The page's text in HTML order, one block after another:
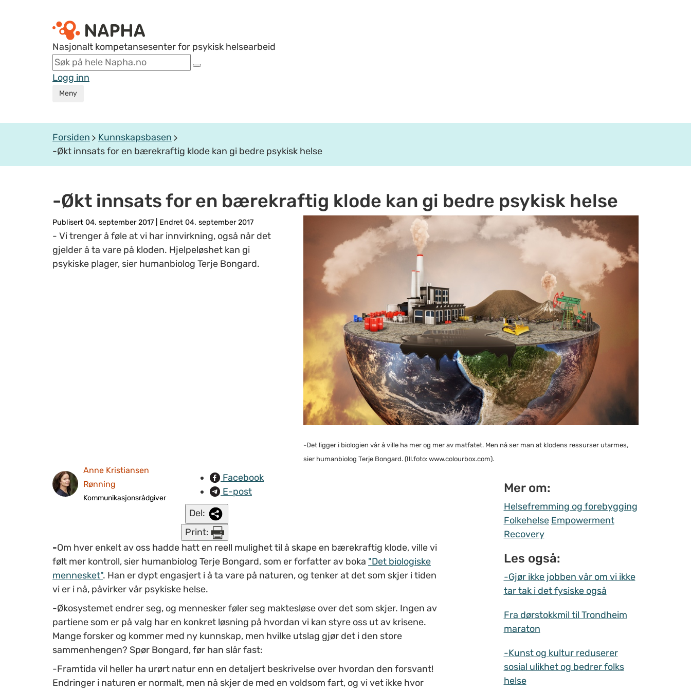
Nasjonalt kompetansesenter for psykisk helsearbeid
Logg inn
Meny
Forsiden
Kunnskapsbasen
-Økt innsats for en bærekraftig klode kan gi bedre psykisk helse
-Økt innsats for en bærekraftig klode kan gi bedre psykisk helse
Publisert 04. september 2017 Endret 04. september 2017
- Vi trenger å føle at vi har innvirkning, også når det
gjelder å ta vare på kloden. Hjelpeløshet kan gi
psykiske plager, sier humanbiolog Terje Bongard.
-Det ligger i biologien vår å ville ha mer og mer av matfatet. Men nå ser man at klodens ressurser utarmes,
sier humanbiolog Terje Bongard. (Ill.foto: www.colourbox.com).
Anne Kristiansen
Rønning
Kommunikasjonsrådgiver
Facebook
E-post
Del:
Print:
-Om hver enkelt av oss hadde hatt en reell mulighet til å skape en bærekraftig klode, ville vi
følt mer kontroll, sier humanbiolog Terje Bongard, som er forfatter av boka "Det biologiske
mennesket". Han er dypt engasjert i å ta vare på naturen, og tenker at det som skjer i tiden
vi er i nå, påvirker vår psykiske helse.
-Økosystemet endrer seg, og mennesker føler seg maktesløse over det som skjer. Ingen av
partiene som er på valg har en konkret løsning på hvordan vi kan styre oss ut av krisene.
Mange forsker og kommer med ny kunnskap, men hvilke utslag gjør det i den store
sammenhengen? Spør Bongard, før han slår fast:
-Framtida vil heller ha urørt natur enn en detaljert beskrivelse over hvordan den forsvant!
Endringer i naturen er normalt, men nå skjer de med en voldsom fart, og vi vet ikke hvor
Mer om:
Helsefremming og forebygging
Folkehelse Empowerment
Recovery
Les også:
-Gjør ikke jobben vår om vi ikke
tar tak i det fysiske også
Fra dørstokkmil til Trondheim
maraton
-Kunst og kultur reduserer
sosial ulikhet og bedrer folks
helse